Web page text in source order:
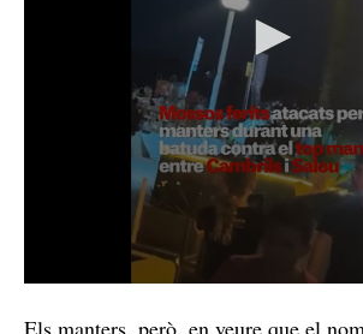
Els manters, però, en veure que el